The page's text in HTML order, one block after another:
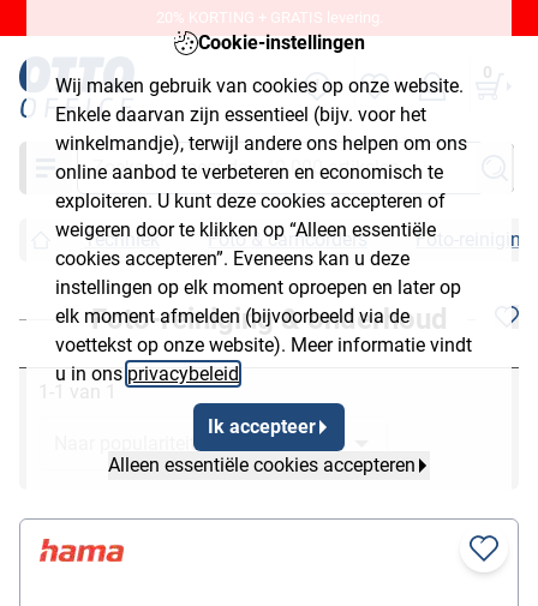
Cookie-instellingen
Wij maken gebruik van cookies op onze website.
Enkele daarvan zijn essentieel (bijv. voor het
winkelmandje), terwijl andere ons helpen om ons
online aanbod te verbeteren en economisch te
exploiteren. U kunt deze cookies accepteren of
weigeren door te klikken op “Alleen essentiële
cookies accepteren”. Eveneens kan u deze
instellingen op elk moment oproepen en later op
elk moment afmelden (bijvoorbeeld via de
voettekst op onze website). Meer informatie vindt
u in ons privacybeleid
Ik accepteer
Alleen essentiële cookies accepteren
20% KORTING + GRATIS levering.
0
Zoeken
Techniek Foto & camcorders Foto-reiniging
Foto-reiniging & onderhoud
1-1 van 1